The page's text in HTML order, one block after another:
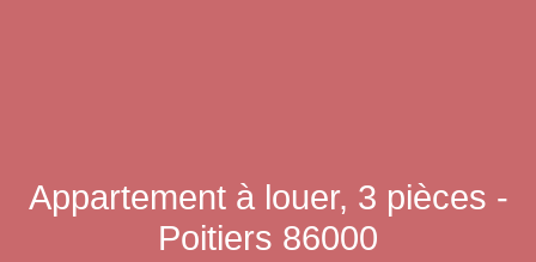
Appartement à louer, 3 pièces -
Poitiers 86000